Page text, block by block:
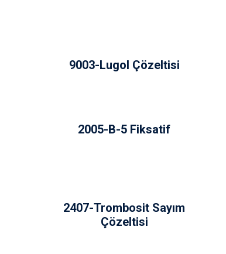
9003-Lugol Çözeltisi
2005-B-5 Fiksatif
2407-Trombosit Sayım
Çözeltisi